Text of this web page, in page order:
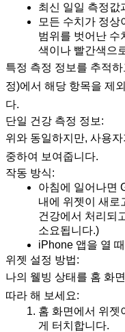
최신 일일 측정값
모든 수치가 정
범위를 벗어난 수
색이나 빨간색으
특정 측정 정보를 추적
정)에서 해당 항목을 제
다.
단일 건강 측정 정보:
위와 동일하지만, 사용
중하여 보여줍니다.
작동 방식:
아침에 일어나면
내에 위젯이 새로
건강에서 처리되
소요됩니다.)
iPhone 앱을 열
위젯 설정 방법:
나의 웰빙 상태를 홈 화
따라 해 보세요:
홈 화면에서 위젯
게 터치합니다.